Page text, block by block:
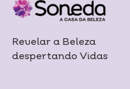
Revelar a Beleza
despertando Vidas